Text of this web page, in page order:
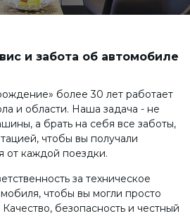
и забота об автомобиле
более 30 лет работает
и области. Наша задача - не
а брать на себя все заботы,
чтобы вы получали
от каждой поездки.
за техническое
чтобы вы могли просто
безопасность и честный